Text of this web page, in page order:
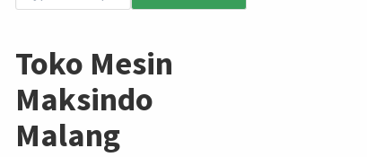
Toko Mesin
Maksindo
Malang